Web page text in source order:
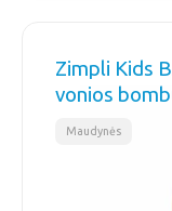
Zimpli Kids
vonios
Maudynės